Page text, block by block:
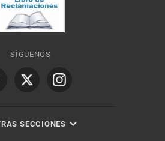
SÍGUENOS
SECCIONES